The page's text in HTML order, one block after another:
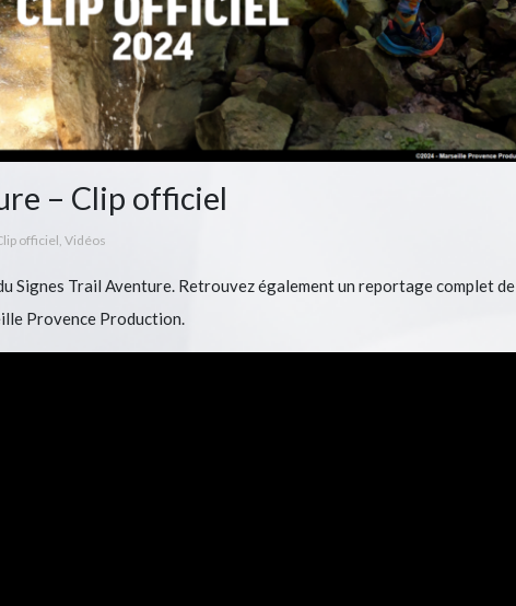
– Clip officiel
officiel Vidéos
Signes Trail Aventure. Retrouvez également un reportage complet de
Provence Production.